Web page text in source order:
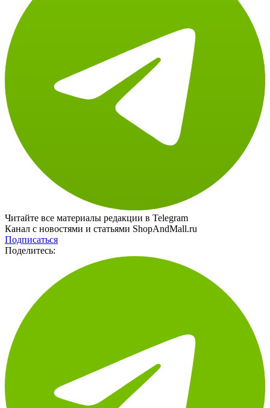
Читайте все материалы редакции в Telegram
Канал с новостями и статьями ShopAndMall.ru
Подписаться
Поделитесь: